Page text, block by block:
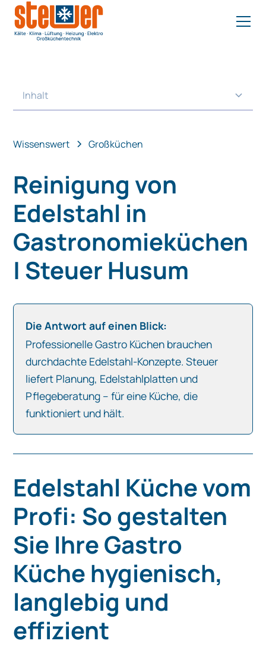
Inhalt
Wissenswert
Großküchen
Reinigung von
Edelstahl in
Gastronomieküchen
| Steuer Husum
Die Antwort auf einen Blick:
Professionelle Gastro Küchen brauchen
durchdachte Edelstahl-Konzepte. Steuer
liefert Planung, Edelstahlplatten und
Pflegeberatung – für eine Küche, die
funktioniert und hält.
Edelstahl Küche vom
Profi: So gestalten
Sie Ihre Gastro
Küche hygienisch,
langlebig und
effizient